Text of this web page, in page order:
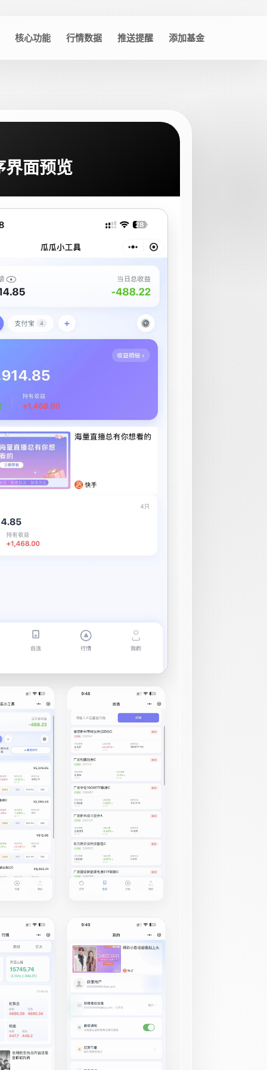
核心功能 行情数据 推送提醒 添加基金
界面预览